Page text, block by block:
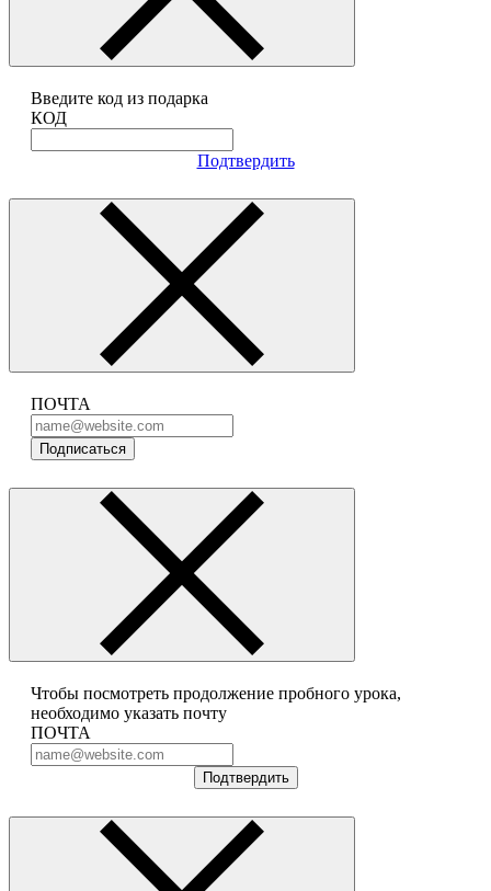
Введите код из подарка
КОД
Подтвердить
ПОЧТА
Подписаться
Чтобы посмотреть продолжение пробного урока,
необходимо указать почту
ПОЧТА
Подтвердить